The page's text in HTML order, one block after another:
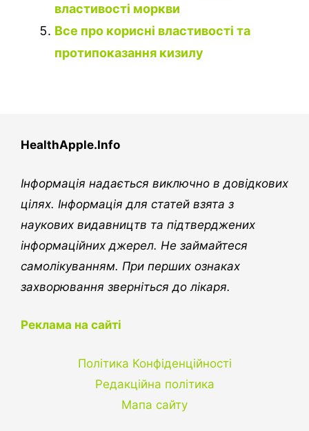
властивості моркви
Все про корисні властивості та
протипоказання кизилу
HealthApple.Info
Інформація надається виключно в довідкових
цілях. Інформація для статей взята з
наукових видавництв та підтверджених
інформаційних джерел. Не займайтеся
самолікуванням. При перших ознаках
захворювання зверніться до лікаря.
Реклама на сайті
Політика Конфіденційності
Редакційна політика
Мапа сайту